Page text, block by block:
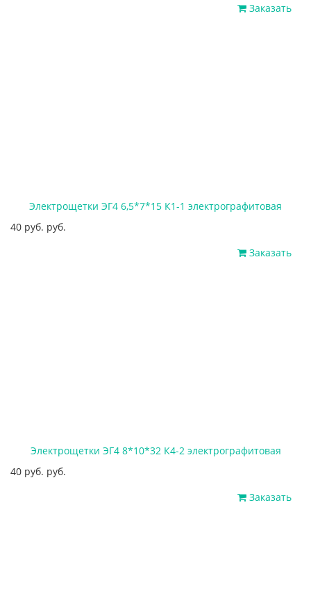
Заказать
Электрощетки ЭГ4 6,5*7*15 К1-1 электрографитовая
40 руб. руб.
Заказать
Электрощетки ЭГ4 8*10*32 К4-2 электрографитовая
40 руб. руб.
Заказать